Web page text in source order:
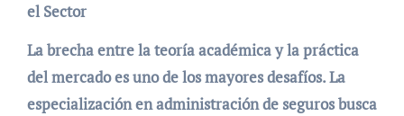
el Sector
La brecha entre la teoría académica y la práctica
del mercado es uno de los mayores desafíos. La
especialización en administración de seguros busca